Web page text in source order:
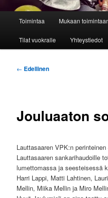
Toimintaa Mukaan
Tilat vuokralle Yhteystiedot
Artikkelien
← Edellinen
Jouluaaton
Lauttasaaren VPK:n
Lauttasaaren sankarihaudoille
lumettomassa ja seesteisessä
Harri Lappi, Matti Lahtinen,
Mellin, Miika Mellin ja Miro